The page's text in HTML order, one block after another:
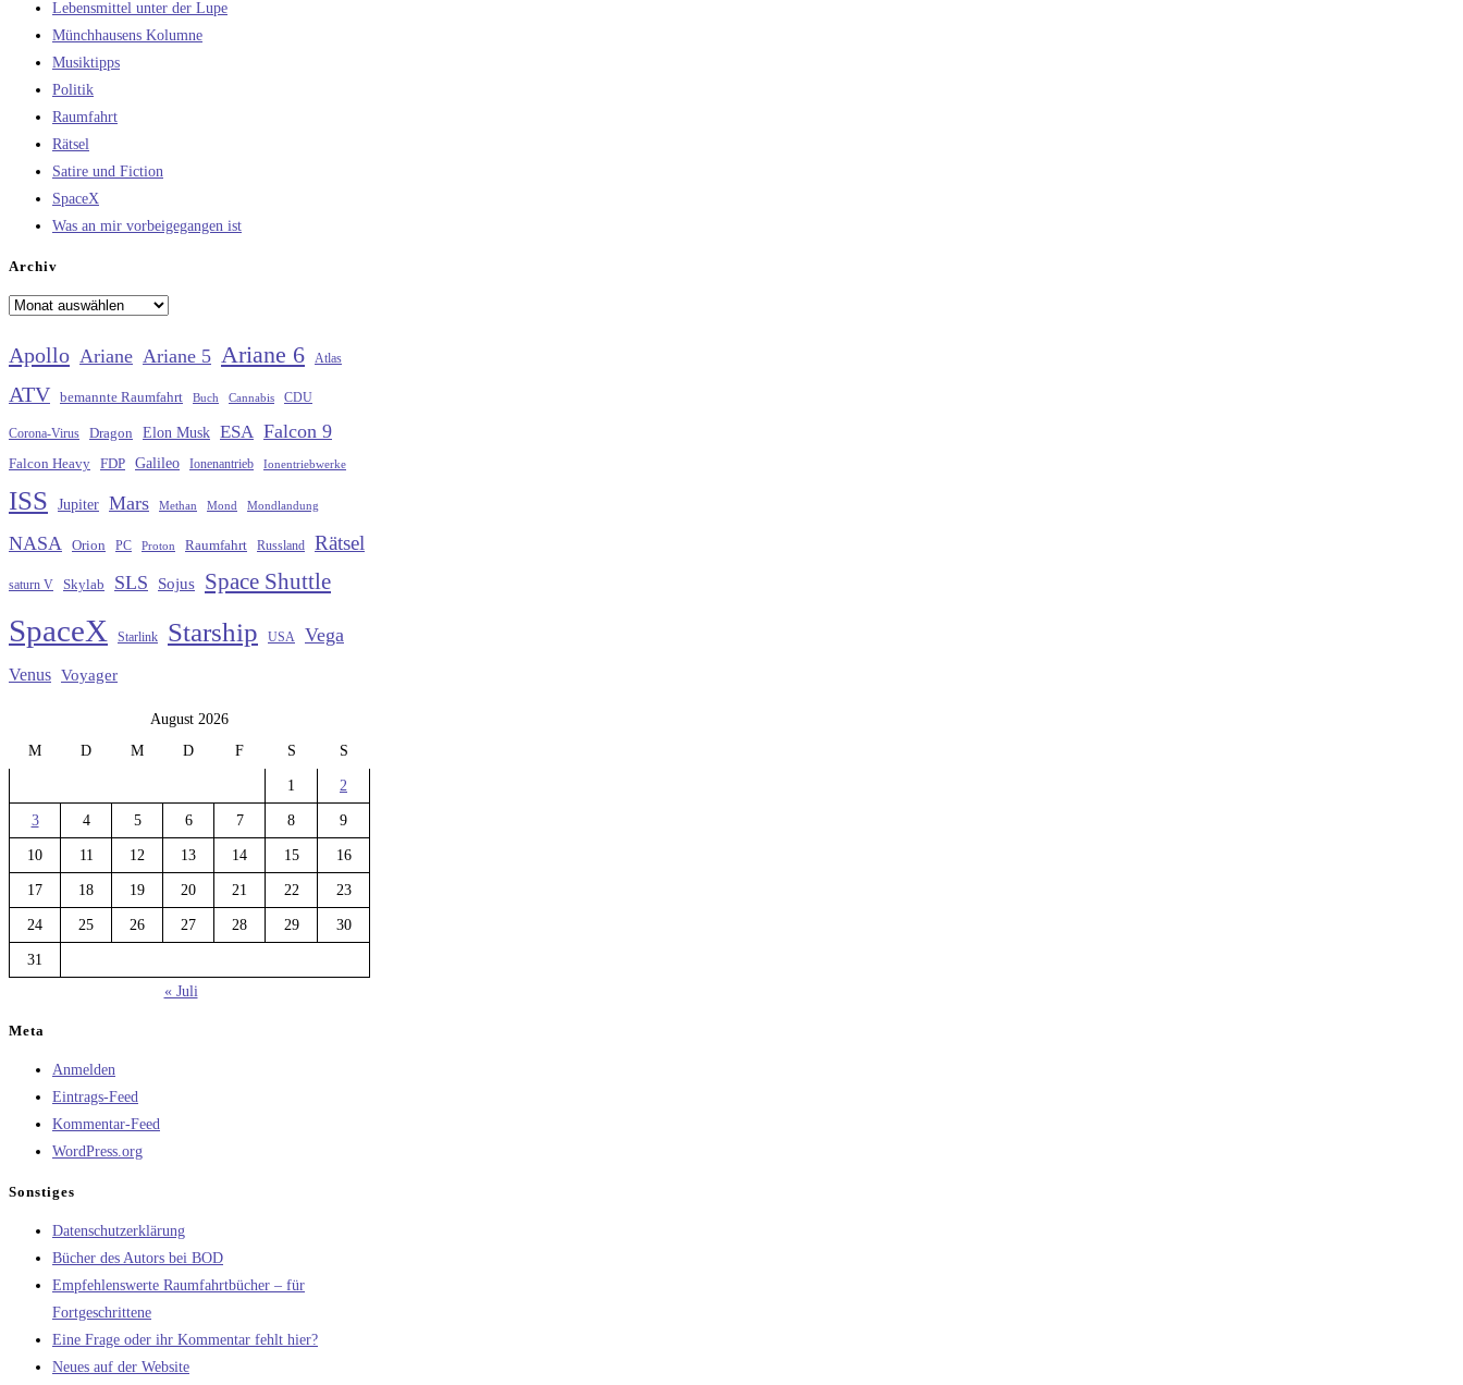
Lebensmittel unter der Lupe
Münchhausens Kolumne
Musiktipps
Politik
Raumfahrt
Rätsel
Satire und Fiction
SpaceX
Was an mir vorbeigegangen ist
Archiv
Archiv
Apollo Ariane Ariane 5 Ariane 6 Atlas
ATV bemannte Raumfahrt Buch Cannabis CDU
Corona-Virus Dragon Elon Musk ESA Falcon 9
Falcon Heavy FDP Galileo Ionenantrieb Ionentriebwerke
ISS Jupiter Mars Methan Mond Mondlandung
NASA Orion PC Proton Raumfahrt Russland Rätsel
saturn V Skylab SLS Sojus Space Shuttle
SpaceX Starlink Starship USA Vega
Venus Voyager
August 2026
M
D M D F S S
1 2
3 4 5 6 7 8 9
10 11 12 13 14 15 16
17 18 19 20 21 22 23
24 25 26 27 28 29 30
31
« Juli
Meta
Anmelden
Eintrags-Feed
Kommentar-Feed
WordPress.org
Sonstiges
Datenschutzerklärung
Bücher des Autors bei BOD
Empfehlenswerte Raumfahrtbücher – für
Fortgeschrittene
Eine Frage oder ihr Kommentar fehlt hier?
Neues auf der Website